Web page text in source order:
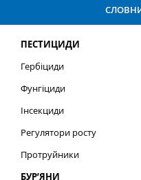
ПЕСТИЦИДИ
Гербіциди
Фунгіциди
Інсекциди
Регулятори росту
Протруйники
БУР’ЯНИ